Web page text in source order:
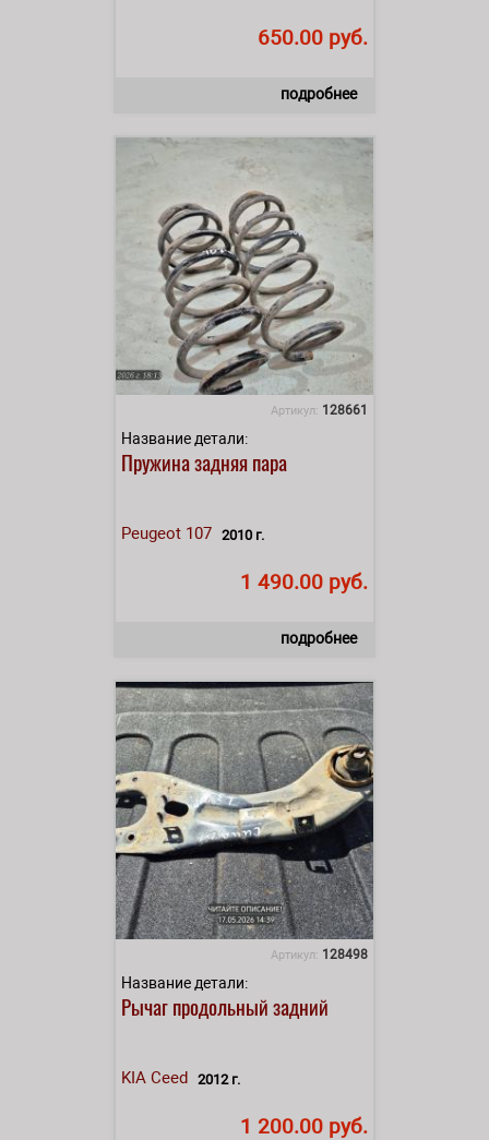
650.00 руб.
подробнее
Артикул: 128661
Название детали:
Пружина задняя пара
Peugeot 107 2010 г.
1 490.00 руб.
подробнее
Артикул: 128498
Название детали:
Рычаг продольный задний
KIA Ceed 2012 г.
1 200.00 руб.